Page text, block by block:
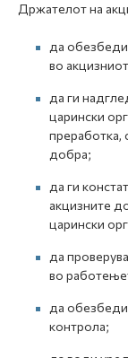
Медиа центар
Е-Весник
Држателот на
да
во
да ги
царински
преработка,
добра;
да ги
акцизните
царински
да
во
да
контрола;